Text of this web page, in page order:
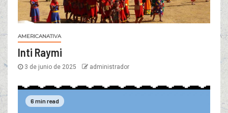
AMERICANATIVA
Inti Raymi
3 de junio de 2025 administrador
6 min read